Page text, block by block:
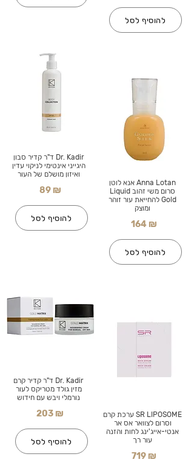
Dr. Kadir ד"ר קדיר סבון
היגייני אינטימי לניקוי עדין
ואיזון מושלם של העור
89 ₪
להוסיף לסל
Dr. Kadir ד"ר קדיר קרם
מזין גולד מטריקס לעור
נורמלי ויבש עם חידוש
203 ₪
להוסיף לסל
להוסיף לסל
Anna Lotan אנא לוטן
סרום משי זהוב Liquid
Gold להחייאת עור זוהר
ומוצק
164 ₪
להוסיף לסל
SR LIPOSOME ערכת קרם
וסרום לצוואר אס אר
אנטי-אייג'ינג לחות והזנה
עור רך
719 ₪